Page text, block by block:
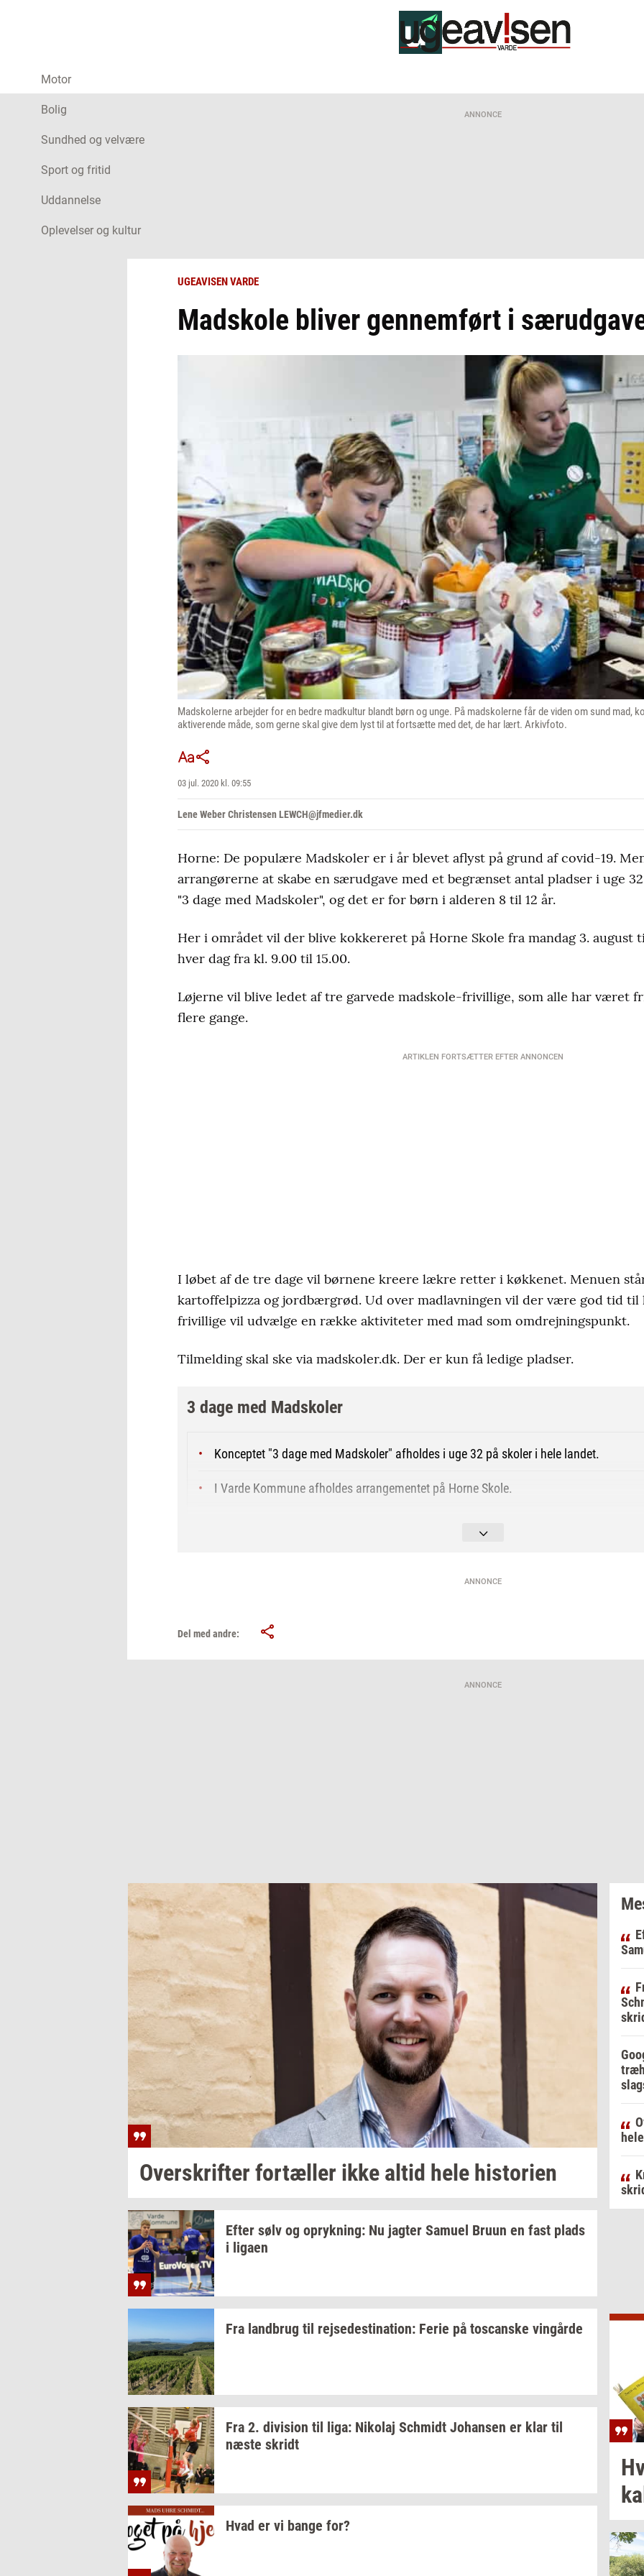
Motor
Bolig
Sundhed og velvære
Sport og fritid
Uddannelse
Oplevelser og kultur
ANNONCE
UGEAVISEN VARDE
Madskole bliver gennemført i
Madskolerne arbejder for en bedre madkultur blandt børn og unge. På madskolerne får de viden om sund mad,
aktiverende måde, som gerne skal give dem lyst til at fortsætte med det, de har lært. Arkivfoto.
03 jul. 2020 kl. 09:55
Lene Weber Christensen LEWCH@jfmedier.dk
Horne: De populære Madskoler er i år blevet aflyst på grund af covid-19.
arrangørerne at skabe en særudgave med et begrænset antal pladser i uge
"3 dage med Madskoler", og det er for børn i alderen 8 til 12 år.
Her i området vil der blive kokkereret på Horne Skole fra mandag 3. august
hver dag fra kl. 9.00 til 15.00.
Løjerne vil blive ledet af tre garvede madskole-frivillige, som alle har været
flere gange.
ARTIKLEN FORTSÆTTER EFTER ANNONCEN
I løbet af de tre dage vil børnene kreere lækre retter i køkkenet. Menuen
kartoffelpizza og jordbærgrød. Ud over madlavningen vil der være god tid til
frivillige vil udvælge en række aktiviteter med mad som omdrejningspunkt.
Tilmelding skal ske via madskoler.dk. Der er kun få ledige pladser.
3 dage med Madskoler
Konceptet "3 dage med Madskoler" afholdes i uge 32 på skoler i hele landet.
I Varde Kommune afholdes arrangementet på Horne Skole.
ANNONCE
Del med andre:
ANNONCE
Over­skrif­ter for­tæl­ler ikke altid hele hi­sto­ri­en
Efter sølv og op­ryk­ning: Nu jag­ter Samu­el Bruun en fast plads
i liga­en
Fra land­brug til rej­se­desti­na­tion: Ferie på toscan­ske vin­går­de
Fra 2. di­vi­sion til liga: Ni­ko­laj Sch­midt Jo­han­sen er klar til
næste skridt
Hvad er vi bange for?